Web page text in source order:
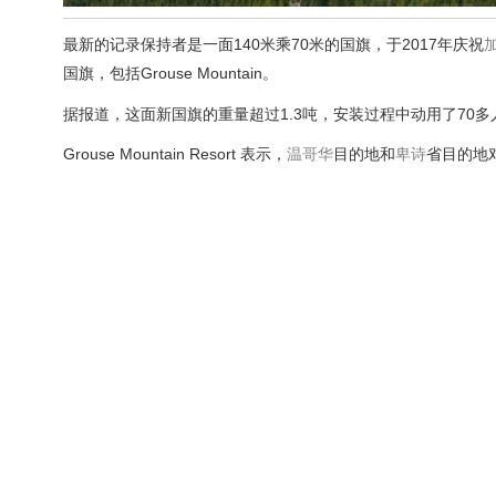
最新的记录保持者是一面140米乘70米的国旗，于2017年庆祝
国旗，包括Grouse Mountain。
据报道，这面新国旗的重量超过1.3吨，安装过程中动用了70多
Grouse Mountain Resort 表示， 温哥华目的地和卑诗省目的地